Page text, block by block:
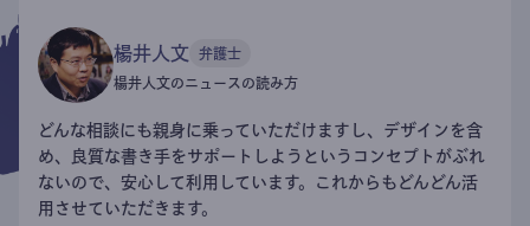
楊井人文 弁護士
楊井人文のニュースの読み方
どんな相談にも親身に乗っていただけますし、デザインを含
め、良質な書き手をサポートしようというコンセプトがぶれ
ないので、安心して利用しています。これからもどんどん活
用させていただきます。